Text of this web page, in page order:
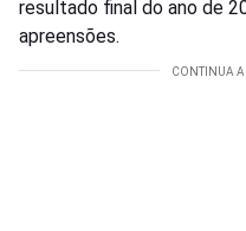
resultado final do ano de
apreensões.